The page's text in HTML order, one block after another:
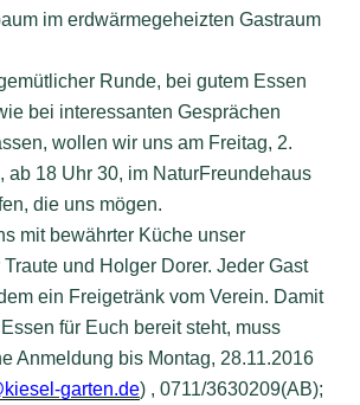
im erdwärmegeheizten Gastraum
Runde, bei gutem Essen
bei interessanten Gesprächen
wollen wir uns am Freitag, 2.
ab 18 Uhr 30, im NaturFreundehaus
die uns mögen.
mit bewährter Küche unser
und Holger Dorer. Jeder Gast
ein Freigetränk vom Verein. Damit
für Euch bereit steht, muss
Anmeldung bis Montag, 28.11.2016
garten.de) , 0711/3630209(AB);